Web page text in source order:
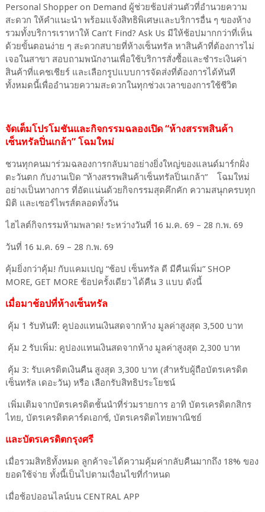
Personal Shopper on Demand ผู้ช่วยช้อปส่วนตัวที่อำนวยความ
สะดวก ให้คำแนะนำ พร้อมแจ้งสิทธิพิเศษและบริการอื่น ๆ ของห้าง
รวมทั้งบริการเราหาให้ Can’t Find? Ask Us มีให้ช้อปมากกว่าที่เห็น
ด้วยขั้นตอนง่าย ๆ สะดวกสบายที่ห้างเซ็นทรัล หาสินค้าที่ต้องการไม่
เจอในสาขา สอบถามพนักงานเพื่อใช้บริการสั่งซื้อและชำระเงินค่า
สินค้าที่แคชเชียร์ และเลือกรูปแบบการจัดส่งที่ต้องการได้ทันที
ทั้งหมดนี้เพื่ออำนวยความสะดวกในทุกช่วงเวลาของการใช้ชีวิต
จัดเต็มโปรโมชันและกิจกรรมฉลองเปิด “ห้างสรรพสินค้า
เซ็นทรัลปิ่นเกล้า” โฉมใหม่
ชวนทุกคนมาร่วมฉลองการกลับมาอย่างยิ่งใหญ่ของแลนด์มาร์กฝั่ง
ตะวันตก กับงานเปิด “ห้างสรรพสินค้าเซ็นทรัลปิ่นเกล้า” โฉมใหม่
อย่างเป็นทางการ ที่อัดแน่นด้วยกิจกรรมสุดคึกคัก ความสนุกครบทุก
มิติ และเซอร์ไพรส์ตลอดทั้งวัน
ไฮไลต์กิจกรรมห้ามพลาด! ระหว่างวันที่ 16 ม.ค. 69 – 28 ก.พ. 69
วันที่ 16 ม.ค. 69 – 28 ก.พ. 69
คุ้มยิ่งกว่าคุ้ม! กับแคมเปญ “ช้อป เซ็นทรัล ดี มีคืนเพิ่ม” SHOP
MORE, GET MORE ช้อปครั้งเดียว ได้คืน 3 แบบ ดังนี้
เมื่อมาช้อปที่ห้างเซ็นทรัล
คุ้ม 1 รับทันที: คูปองแทนเงินสดจากห้าง มูลค่าสูงสุด 3,500 บาท
คุ้ม 2 รับเพิ่ม: คูปองแทนเงินสดจากห้าง มูลค่าสูงสุด 2,300 บาท
คุ้ม 3: รับเครดิตเงินคืน สูงสุด 3,300 บาท (สำหรับผู้ถือบัตรเครดิต
เซ็นทรัล เดอะวัน) หรือ เลือกรับสิทธิประโยชน์
เพิ่มเติมจากบัตรเครดิตชั้นนำที่ร่วมรายการ อาทิ บัตรเครดิตกสิกร
ไทย, บัตรเครดิตคาร์ดเอกซ์, บัตรเครดิตไทยพาณิชย์
และบัตรเครดิตกรุงศรี
เมื่อรวมสิทธิทั้งหมด ลูกค้าจะได้ความคุ้มค่ากลับคืนมากถึง 18% ของ
ยอดใช้จ่าย ทั้งนี้เป็นไปตามเงื่อนไขที่กำหนด
เมื่อช้อปออนไลน์บน CENTRAL APP